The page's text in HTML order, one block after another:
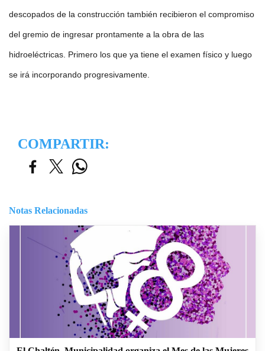
descopados de la construcción también recibieron el compromiso
del gremio de ingresar prontamente a la obra de las
hidroeléctricas. Primero los que ya tiene el examen físico y luego
se irá incorporando progresivamente.
COMPARTIR:
Notas Relacionadas